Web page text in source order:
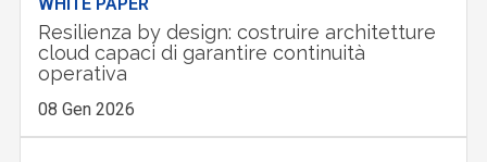
Resilienza by design: costruire architetture
cloud capaci di garantire continuità
operativa
08 Gen 2026